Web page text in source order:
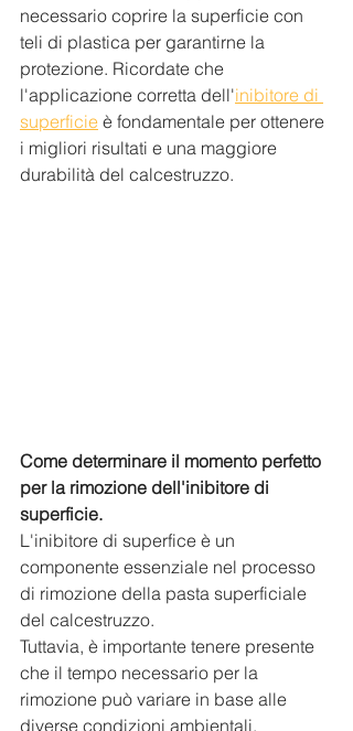
necessario coprire la superficie con
teli di plastica per garantirne la
protezione. Ricordate che
l'applicazione corretta dell'inibitore di
superficie è fondamentale per ottenere
i migliori risultati e una maggiore
durabilità del calcestruzzo.
Come determinare il momento perfetto
per la rimozione dell'inibitore di
superficie.
L'inibitore di superfice è un
componente essenziale nel processo
di rimozione della pasta superficiale
del calcestruzzo.
Tuttavia, è importante tenere presente
che il tempo necessario per la
rimozione può variare in base alle
diverse condizioni ambientali.